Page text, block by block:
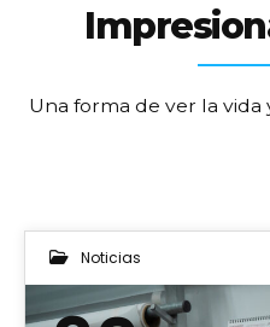
Una forma de ver la
Noticias